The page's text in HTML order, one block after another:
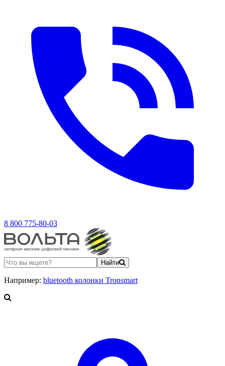
8 800 775-80-03
Найти
Например: bluetooth колонки Tronsmart